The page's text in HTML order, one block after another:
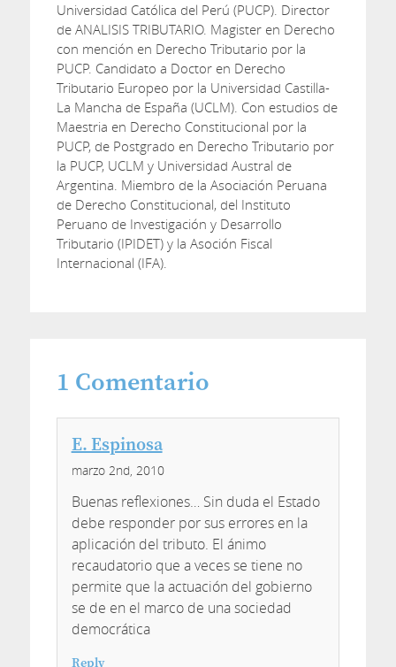
Universidad Católica del Perú (PUCP). Director
de ANALISIS TRIBUTARIO. Magister en Derecho
con mención en Derecho Tributario por la
PUCP. Candidato a Doctor en Derecho
Tributario Europeo por la Universidad Castilla-
La Mancha de España (UCLM). Con estudios de
Maestria en Derecho Constitucional por la
PUCP, de Postgrado en Derecho Tributario por
la PUCP, UCLM y Universidad Austral de
Argentina. Miembro de la Asociación Peruana
de Derecho Constitucional, del Instituto
Peruano de Investigación y Desarrollo
Tributario (IPIDET) y la Asoción Fiscal
Internacional (IFA).
1 Comentario
E. Espinosa
marzo 2nd, 2010
Buenas reflexiones… Sin duda el Estado
debe responder por sus errores en la
aplicación del tributo. El ánimo
recaudatorio que a veces se tiene no
permite que la actuación del gobierno
se de en el marco de una sociedad
democrática
Reply